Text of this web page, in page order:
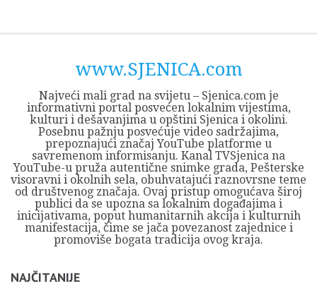
www.SJENICA.com
Najveći mali grad na svijetu – Sjenica.com je
informativni portal posvećen lokalnim vijestima,
kulturi i dešavanjima u opštini Sjenica i okolini.
Posebnu pažnju posvećuje video sadržajima,
prepoznajući značaj YouTube platforme u
savremenom informisanju. Kanal TVSjenica na
YouTube-u pruža autentične snimke grada, Pešterske
visoravni i okolnih sela, obuhvatajući raznovrsne teme
od društvenog značaja. Ovaj pristup omogućava široj
publici da se upozna sa lokalnim događajima i
inicijativama, poput humanitarnih akcija i kulturnih
manifestacija, čime se jača povezanost zajednice i
promoviše bogata tradicija ovog kraja.
NAJČITANIJE